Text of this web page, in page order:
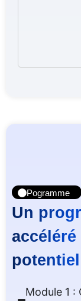
Pogramme
Un
Module 1